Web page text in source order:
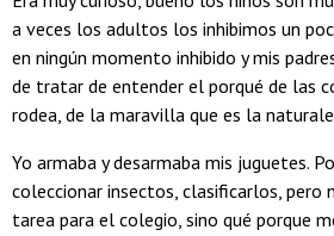
a veces los adultos los inhibimos un
en ningún momento inhibido y mis
de tratar de entender el porqué de las
rodea, de la maravilla que es la
Yo armaba y desarmaba mis juguetes.
coleccionar insectos, clasificarlos, pero
tarea para el colegio, sino qué porque